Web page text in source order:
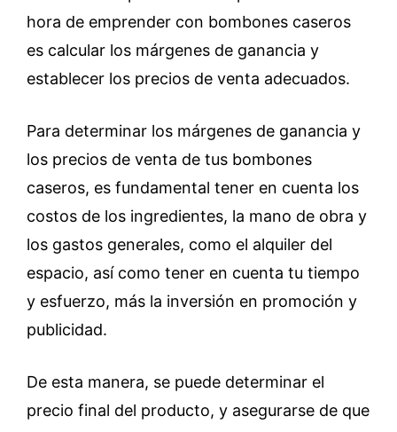
hora de emprender con bombones caseros
es calcular los márgenes de ganancia y
establecer los precios de venta adecuados.
Para determinar los márgenes de ganancia y
los precios de venta de tus bombones
caseros, es fundamental tener en cuenta los
costos de los ingredientes, la mano de obra y
los gastos generales, como el alquiler del
espacio, así como tener en cuenta tu tiempo
y esfuerzo, más la inversión en promoción y
publicidad.
De esta manera, se puede determinar el
precio final del producto, y asegurarse de que